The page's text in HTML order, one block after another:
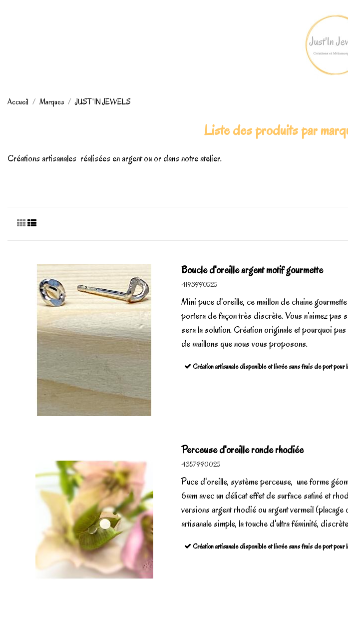
Accueil Marques JUST'IN JEWELS
Liste des produits par
Créations artisanales réalisées en argent ou or dans notre atelier.
Boucle d'oreille argent motif gourmette
4193990525
Mini puce d'oreille, ce maillon de chaine
portera de façon très discrète. Vous n'aimez pas
sera la solution. Création originale et pourquoi
de maillons que nous vous proposons.
Création artisanale disponible et livrée sans frais de port pour
Perceuse d'oreille ronde rhodiée
4357990025
Puce d'oreille, système perceuse, une forme
6mm avec un délicat effet de surface satiné et
versions argent rhodié ou argent vermeil
artisanale simple, la touche d'ultra féminité,
Création artisanale disponible et livrée sans frais de port pour